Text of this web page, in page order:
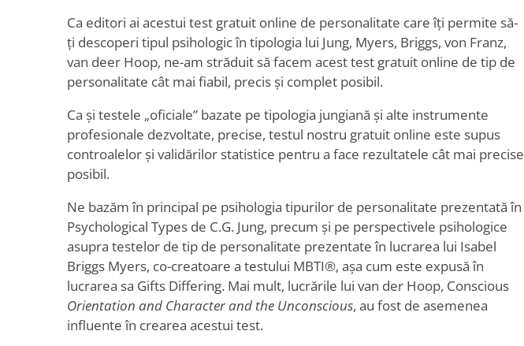
Ca editori ai acestui test gratuit online de personalitate care îți permite să-
ți descoperi tipul psihologic în tipologia lui Jung, Myers, Briggs, von Franz,
van deer Hoop, ne-am străduit să facem acest test gratuit online de tip de
personalitate cât mai fiabil, precis și complet posibil.
Ca și testele „oficiale” bazate pe tipologia jungiană și alte instrumente
profesionale dezvoltate, precise, testul nostru gratuit online este supus
controalelor și validărilor statistice pentru a face rezultatele cât mai precise
posibil.
Ne bazăm în principal pe psihologia tipurilor de personalitate prezentată în
Psychological Types de C.G. Jung, precum și pe perspectivele psihologice
asupra testelor de tip de personalitate prezentate în lucrarea lui Isabel
Briggs Myers, co-creatoare a testului MBTI®, așa cum este expusă în
lucrarea sa Gifts Differing. Mai mult, lucrările lui van der Hoop, Conscious
Orientation and Character and the Unconscious, au fost de asemenea
influente în crearea acestui test.